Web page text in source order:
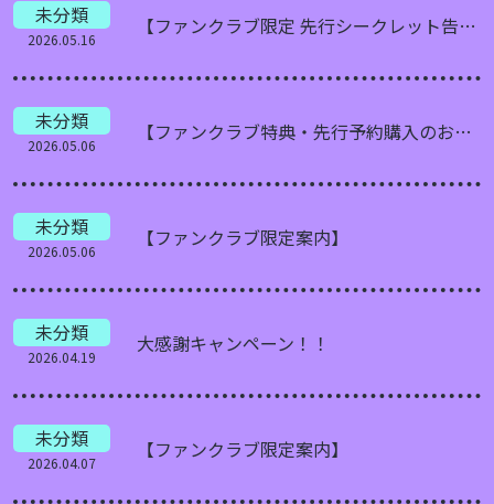
未分類
2026.05.16
【ファンクラブ限定 先行シークレット告知】
未分類
2026.05.06
【ファンクラブ特典・先行予約購入のお知らせ】
未分類
2026.05.06
【ファンクラブ限定案内】
未分類
2026.04.19
大感謝キャンペーン！！
未分類
2026.04.07
【ファンクラブ限定案内】